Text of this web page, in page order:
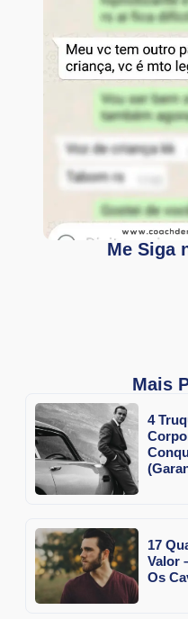
Me Siga
Mais
4
17
Valor
Os